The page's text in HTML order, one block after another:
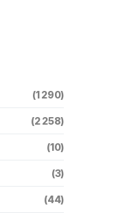
(1 290)
(2 258)
(10)
(3)
(44)